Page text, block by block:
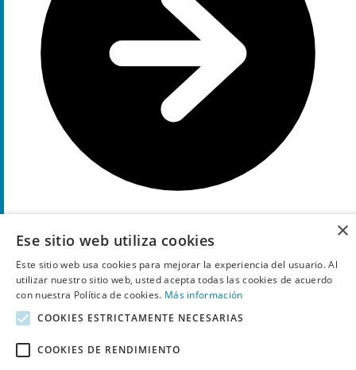
Muestra el códigoL40
Descuento
cupón
Obtén descuento de10%EXTRA en todo en Allianz
Assitance con código descuento
Utilizado
×
Ese sitio web utiliza cookies
Este sitio web usa cookies para mejorar la experiencia del usuario. Al
utilizar nuestro sitio web, usted acepta todas las cookies de acuerdo
con nuestra Política de cookies. Más información
COOKIES ESTRICTAMENTE NECESARIAS
COOKIES DE RENDIMIENTO